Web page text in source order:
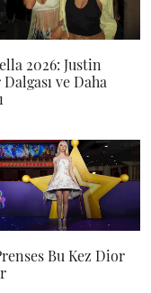
2026: Justin
ve Daha
Bu Kez Dior